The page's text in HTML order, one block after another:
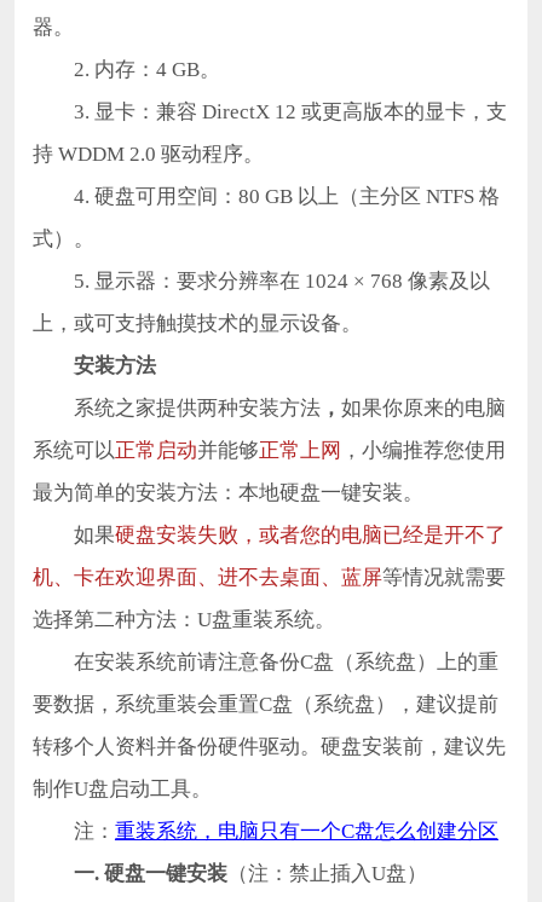
器。
2. 内存：4 GB。
3. 显卡：兼容 DirectX 12 或更高版本的显卡，支
持 WDDM 2.0 驱动程序。
4. 硬盘可用空间：80 GB 以上（主分区 NTFS 格
式）。
5. 显示器：要求分辨率在 1024 × 768 像素及以
上，或可支持触摸技术的显示设备。
安装方法
系统之家提供两种安装方法， 如果你原来的电脑
系统可以 正常启动并能够 正常上网 ，小编推荐您使用
最为简单的安装方法：本地硬盘一键安装。
如果硬盘安装失败，或者您的电脑已经是开不了
机、卡在欢迎界面、进不去桌面、蓝屏等情况就需要
选择第二种方法：U盘重装系统。
在安装系统前请注意备份C盘（系统盘）上的重
要数据，系统重装会重置C盘（系统盘），建议提前
转移个人资料并备份硬件驱动。硬盘安装前，建议先
制作U盘启动工具。
注： 重装系统，电脑只有一个C盘怎么创建分区
一. 硬盘一键安装（注：禁止插入U盘）